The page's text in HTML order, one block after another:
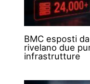
BMC esposti
rivelano due
infrastrutture